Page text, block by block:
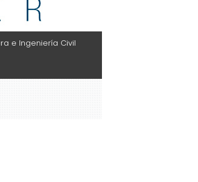
e Ingeniería Civil